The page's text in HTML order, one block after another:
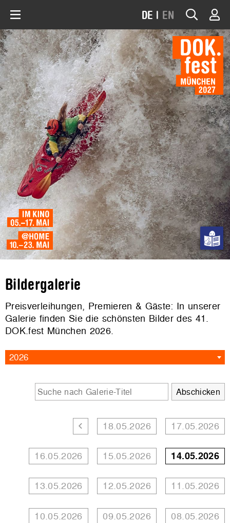
DE | EN
Bildergalerie
Preisverleihungen, Premieren & Gäste: In unserer
Galerie finden Sie die schönsten Bilder des 41.
DOK.fest München 2026.
2026
18.05.2026 17.05.2026
16.05.2026 15.05.2026 14.05.2026
13.05.2026 12.05.2026 11.05.2026
10.05.2026 09.05.2026 08.05.2026